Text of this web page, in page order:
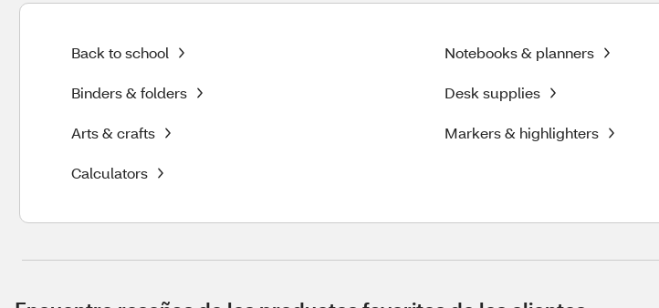
Back to school Notebooks & planners
Binders & folders Desk supplies
Arts & crafts Markers & highlighters
Calculators